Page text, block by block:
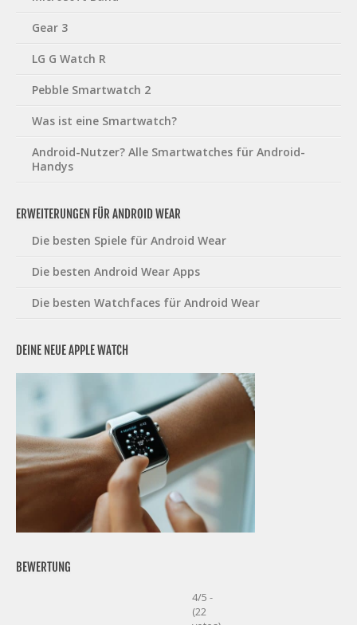
Gear 3
LG G Watch R
Pebble Smartwatch 2
Was ist eine Smartwatch?
Android-Nutzer? Alle Smartwatches für Android-
Handys
ERWEITERUNGEN FÜR ANDROID WEAR
Die besten Spiele für Android Wear
Die besten Android Wear Apps
Die besten Watchfaces für Android Wear
DEINE NEUE APPLE WATCH
BEWERTUNG
4/5 -
(22